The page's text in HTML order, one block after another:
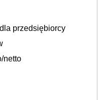
przedsiębiorcy
netto